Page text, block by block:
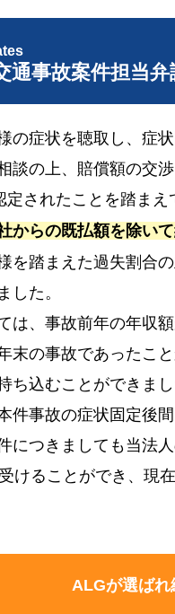
通事故案件担当
の症状を聴取し、症
談の上、賠償額の交
されたことを踏ま
からの既払額を除い
を踏まえた過失割合
した。
は、事故前年の年収
末の事故であったこ
ち込むことができまし
件事故の症状固定後
につきましても当法
けることができ、現
ALGが選ばれ